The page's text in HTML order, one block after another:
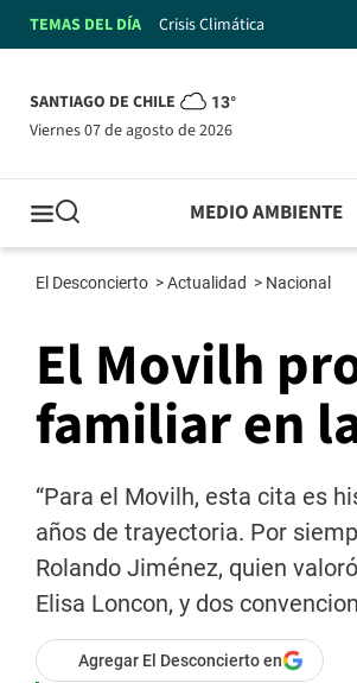
TEMAS DEL DÍA Crisis Climática
SANTIAGO DE CHILE 13°
viernes 07 de agosto de 2026
MEDIO AMBIENTE
El Desconcierto >Actualidad > Nacional
El Movilh
familiar en
“Para el Movilh, esta cita es
años de trayectoria. Por
Rolando Jiménez, quien
Elisa Loncon, y dos
Agregar El Desconcierto en